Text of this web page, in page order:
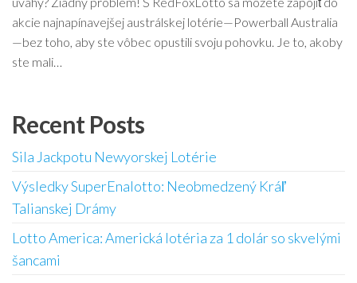
akcie najnapínavejšej austrálskej lotérie—Powerball Australia
—bez toho, aby ste vôbec opustili svoju pohovku. Je to, akoby
ste mali…
Recent Posts
Sila Jackpotu Newyorskej Lotérie
Výsledky SuperEnalotto: Neobmedzený Kráľ
Talianskej Drámy
Lotto America: Americká lotéria za 1 dolár so skvelými
šancami